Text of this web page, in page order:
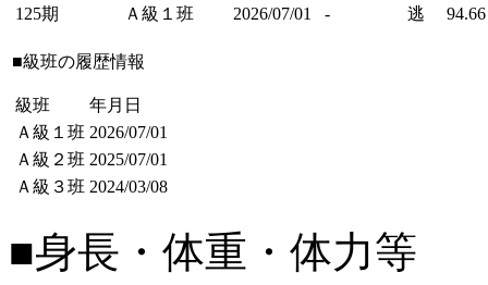
125期
Ａ級１班 2026/07/01 - 逃 94.66
■級班の履歴情報
級班
年月日
Ａ級１班 2026/07/01
Ａ級２班 2025/07/01
Ａ級３班 2024/03/08
■身長・体重・体力等